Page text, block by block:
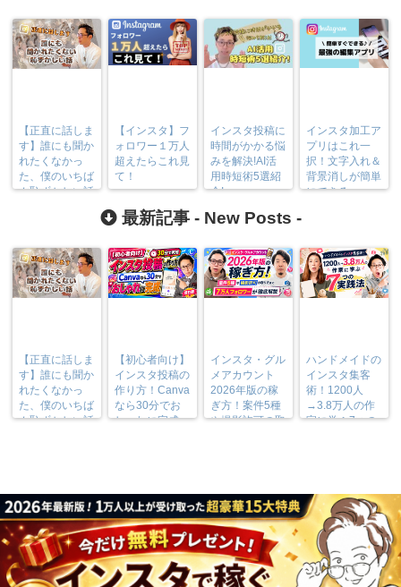
【正直に話しま
す】誰にも聞か
れたくなかっ
た、僕のいちば
ん恥ずかしい話
【インスタ】フ
ォロワー１万人
超えたらこれ見
て！
インスタ投稿に
時間がかかる悩
みを解決!AI活
用時短術5選紹
介!
インスタ加工ア
プリはこれ一
択！文字入れ＆
背景消しが簡単
にできる♪
最新記事 - New Posts -
【正直に話しま
す】誰にも聞か
れたくなかっ
た、僕のいちば
ん恥ずかしい話
【初心者向け】
インスタ投稿の
作り方！Canva
なら30分でお
しゃれに完成
インスタ・グル
メアカウント
2026年版の稼
ぎ方！案件5種
や撮影許可の取
ハンドメイドの
インスタ集客
術！1200人
→3.8万人の作
家に学ぶ7つの